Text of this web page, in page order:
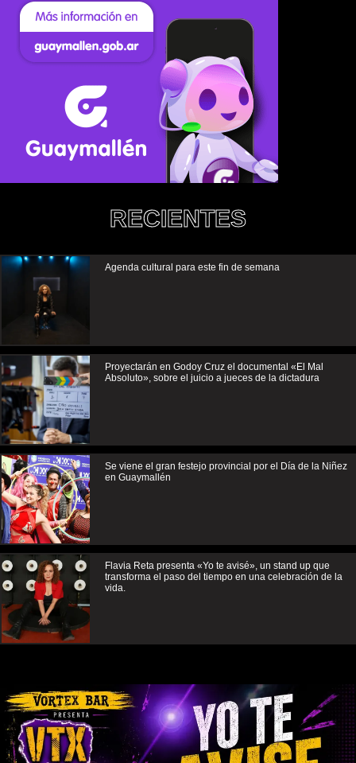
RECIENTES
Agenda cultural para este fin de semana
Proyectarán en Godoy Cruz el documental «El Mal
Absoluto», sobre el juicio a jueces de la dictadura
Se viene el gran festejo provincial por el Día de la Niñez
en Guaymallén
Flavia Reta presenta «Yo te avisé», un stand up que
transforma el paso del tiempo en una celebración de la
vida.